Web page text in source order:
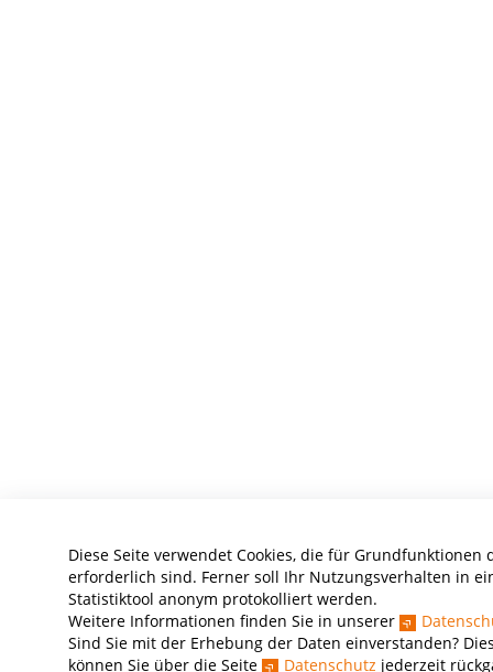
Diese Seite verwendet Cookies, die für Grundfunktionen
erforderlich sind. Ferner soll Ihr Nutzungsverhalten in
Statistiktool anonym protokolliert werden.
Weitere Informationen finden Sie in unserer
Sind Sie mit der Erhebung der Daten einverstanden?
können Sie über die Seite
Datenschutz jederzeit